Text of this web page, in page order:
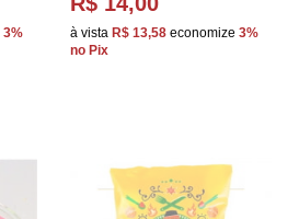
3%
à vista R$ 13,58 economize 3%
no Pix